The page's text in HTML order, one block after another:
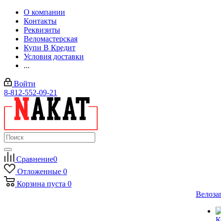
О компании
Контакты
Реквизиты
Веломастерская
Купи В Кредит
Условия доставки
...
Войти
8-812-552-09-21
Сравнение0
Отложенные 0
Корзина пуста 0